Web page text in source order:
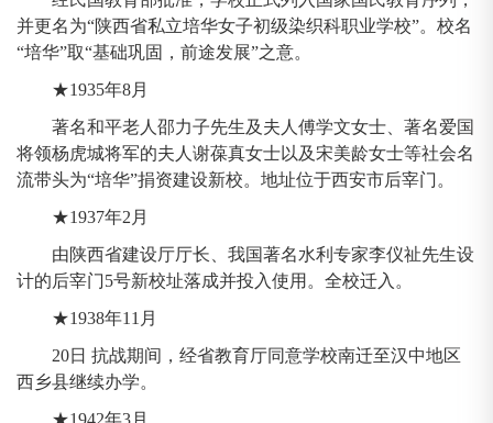
并更名为“陕西省私立培华女子初级染织科职业学校”。校名
“培华”取“基础巩固，前途发展”之意。
★1935年8月
著名和平老人邵力子先生及夫人傅学文女士、著名爱国
将领杨虎城将军的夫人谢葆真女士以及宋美龄女士等社会名
流带头为“培华”捐资建设新校。地址位于西安市后宰门。
★1937年2月
由陕西省建设厅厅长、我国著名水利专家李仪祉先生设
计的后宰门5号新校址落成并投入使用。全校迁入。
★1938年11月
20日 抗战期间，经省教育厅同意学校南迁至汉中地区
西乡县继续办学。